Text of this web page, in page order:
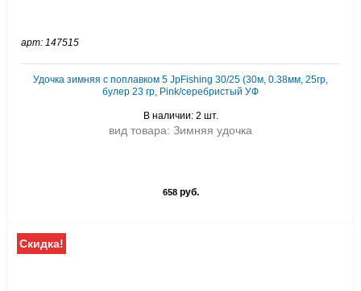
арт: 147515
Удочка зимняя c поплавком 5 JpFishing 30/25 (30м, 0.38мм, 25гр,
булер 23 гр, Pink/серебристый УФ
В наличии: 2 шт.
вид товара: Зимняя удочка
658руб.
Скидка!